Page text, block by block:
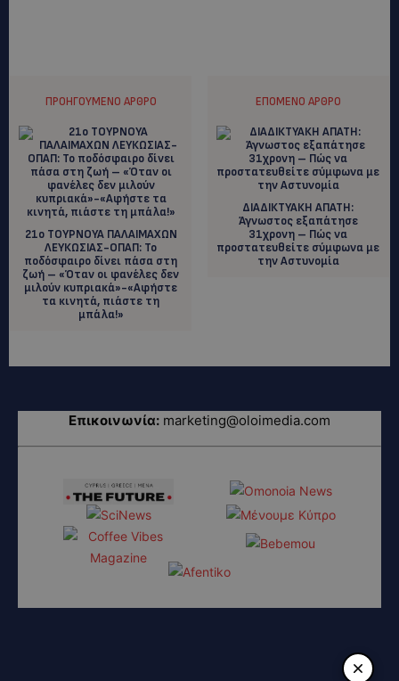
ΠΡΟΗΓΟΎΜΕΝΟ ΆΡΘΡΟ
21ο ΤΟΥΡΝΟΥΑ ΠΑΛΑΙΜΑΧΩΝ
ΛΕΥΚΩΣΙΑΣ-ΟΠΑΠ: Το
ποδόσφαιρο δίνει πάσα στη
ζωή – «Όταν οι φανέλες δεν
μιλούν κυπριακά»-«Αφήστε
τα κινητά, πιάστε τη
μπάλα!»
ΕΠΌΜΕΝΟ ΆΡΘΡΟ
ΔΙΑΔΙΚΤΥΑΚΗ ΑΠΑΤΗ:
Άγνωστος εξαπάτησε
31χρονη – Πώς να
προστατευθείτε σύμφωνα με
την Αστυνομία
Επικοινωνία: marketing@oloimedia.com